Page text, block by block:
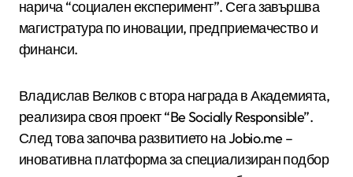
нарича “социален експеримент”. Сега завършва
магистратура по иновации, предприемачество и
финанси.
Владислав Велков с втора награда в Академията,
реализира своя проект “Be Socially Responsible”.
След това започва развитието на Jobio.me –
иновативна платформа за специализиран подбор